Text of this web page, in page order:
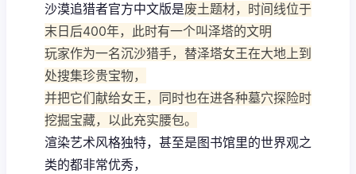
沙漠追猎者官方中文版是废土题材，时间线位于
末日后400年，此时有一个叫泽塔的文明
玩家作为一名沉沙猎手，替泽塔女王在大地上到
处搜集珍贵宝物，
并把它们献给女王，同时也在进各种墓穴探险时
挖掘宝藏，以此充实腰包。
渲染艺术风格独特，甚至是图书馆里的世界观之
类的都非常优秀，